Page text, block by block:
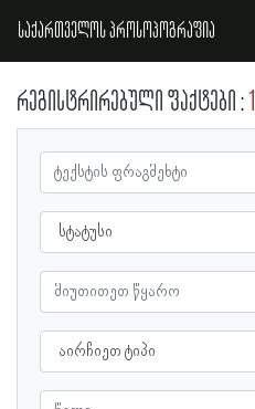
საქართველოს პროსოპოგრაფია
რეგისტრირებული ფაქტები